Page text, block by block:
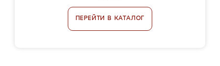
ПЕРЕЙТИ В КАТАЛОГ